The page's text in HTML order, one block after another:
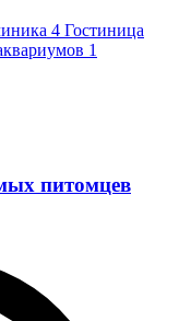
4 Гостиница
1
питомцев